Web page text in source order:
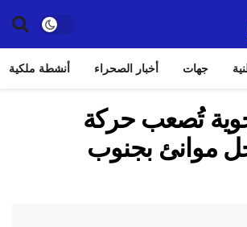
جهات أخبار الصحراء أنشطة ملكية
تُصعب حركة
موانئ بجنوب